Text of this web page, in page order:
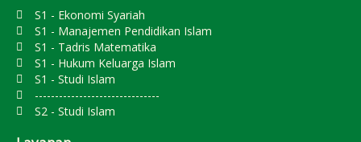
S1 - Ekonomi Syariah
S1 - Manajemen Pendidikan Islam
S1 - Tadris Matematika
S1 - Hukum Keluarga Islam
S1 - Studi Islam
-------------------------------
S2 - Studi Islam